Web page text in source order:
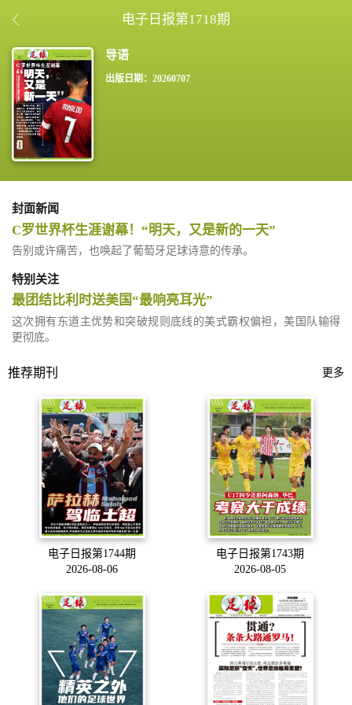
电子日报第1718期
出版日期：20260707
封面新闻
C罗世界杯生涯谢幕！“明天，又是新的一天”
告别或许痛苦，也唤起了葡萄牙足球诗意的传承。
特别关注
最团结比利时送美国“最响亮耳光”
这次拥有东道主优势和突破规则底线的美式霸权偏袒，美国队输得
更彻底。
推荐期刊 更多
电子日报第1744期
2026-08-06
电子日报第1743期
2026-08-05